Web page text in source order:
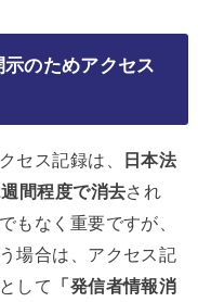
のためアクセス
セス記録は、
日本法
間程度で消去され
もなく重要ですが、
場合は、アクセス記
して
「発信者情報消